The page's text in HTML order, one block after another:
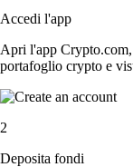
Accedi l'app
Apri l'app
portafoglio crypto e
2
Deposita fondi